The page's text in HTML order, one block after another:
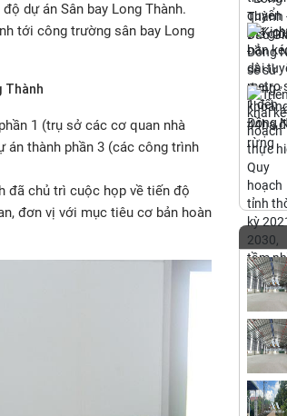
dự án Sân bay Long Thành.
tới công trường sân bay Long
Thành
1 (trụ sở các cơ quan nhà
án thành phần 3 (các công trình
đã chủ trì cuộc họp về tiến độ
đơn vị với mục tiêu cơ bản hoàn